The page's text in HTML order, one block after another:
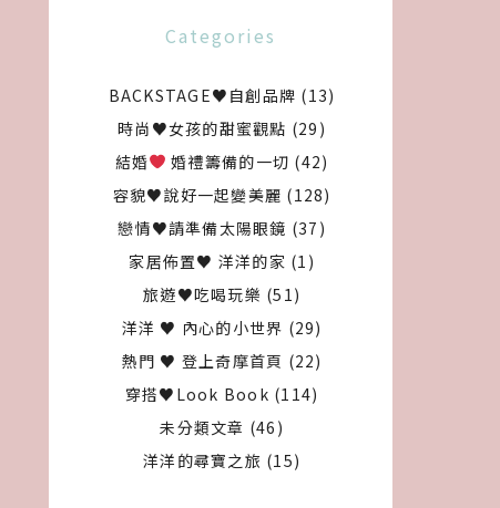
Categories
BACKSTAGE♥自創品牌 (13)
時尚♥女孩的甜蜜觀點 (29)
結婚
婚禮籌備的一切 (42)
容貌♥說好一起變美麗 (128)
戀情♥請準備太陽眼鏡 (37)
家居佈置♥ 洋洋的家 (1)
旅遊♥吃喝玩樂 (51)
洋洋 ♥ 內心的小世界 (29)
熱門 ♥ 登上奇摩首頁 (22)
穿搭♥Look Book (114)
未分類文章 (46)
洋洋的尋寶之旅 (15)